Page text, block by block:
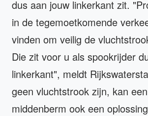
dus aan jouw linkerkant zit.
in de tegemoetkomende
vinden om veilig de
Die zit voor u als spookrijder
linkerkant", meldt
geen vluchtstrook zijn, kan
middenberm ook een